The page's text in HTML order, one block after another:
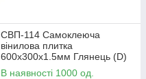
СВП-114 Самоклеюча
вінилова плитка
600х300х1.5мм Глянець (D)
SW-00001780
В наявності 1000 од.